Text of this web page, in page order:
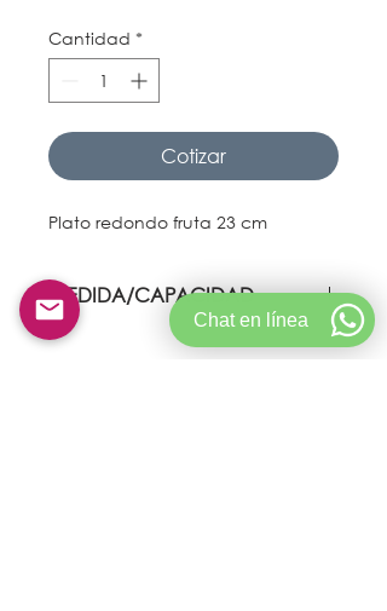
Cantidad *
Cotizar
Plato redondo fruta 23 cm
MEDIDA/CAPACIDAD
462,3 gr
Chat en línea